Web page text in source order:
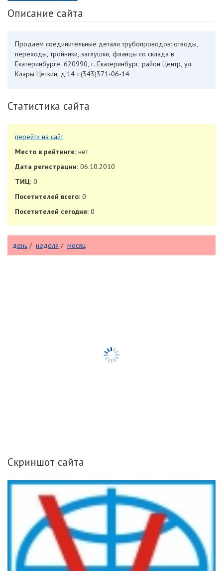
Описание сайта
Продаем соединительные детали трубопроводов: отводы,
переходы, тройники, заглушки, фланцы со склада в
Екатеринбурге. 620990, г. Екатеринбург, район Центр, ул.
Клары Цеткин, д.14 т.(343)371-06-14
Статистика сайта
перейти на сайт
Место в рейтинге: нет
Дата регистрации: 06.10.2010
ТИЦ: 0
Посетителей всего: 0
Посетителей сегодня: 0
день / неделя / месяц
Скриншот сайта